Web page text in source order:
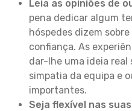
Leia as opiniões de
pena dedicar algum
hóspedes dizem
confiança. As
dar-lhe uma ideia real
simpatia da equipa e
importantes.
Seja flexível nas